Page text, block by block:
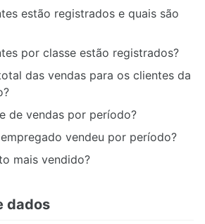
estão registrados e quais são
por classe estão registrados?
das vendas para os clientes da
de vendas por período?
vendeu por período?
mais vendido?
dados